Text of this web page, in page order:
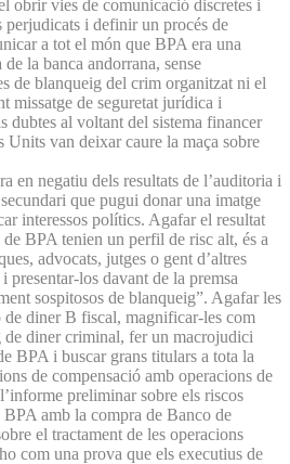
obrir vies de comunicació discretes i
perjudicats i definir un procés de
a tot el món que BPA era una
la banca andorrana, sense
de blanqueig del crim organitzat ni el
missatge de seguretat jurídica i
dubtes al voltant del sistema financer
Units van deixar caure la maça sobre
en negatiu dels resultats de l’auditoria i
que pugui donar una imatge
interessos polítics. Agafar el resultat
BPA tenien un perfil de risc alt, és a
advocats, jutges o gent d’altres
presentar-los davant de la premsa
sospitosos de blanqueig”. Agafar les
de diner B fiscal, magnificar-les com
de diner criminal, fer un macrojudici
BPA i buscar grans titulars a tota la
de compensació amb operacions de
preliminar sobre els riscos
BPA amb la compra de Banco de
el tractament de les operacions
com una prova que els executius de